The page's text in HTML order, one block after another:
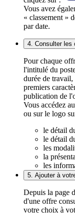
Vous avez
« classement »
par date.
4. Consulter les
Pour chaque
l'intitulé du
durée de
premiers
publication de
Vous accédez
ou sur le logo
le détail
le détail
les
la
les
5. Ajouter à
Depuis la page
d'une offre
votre choix à